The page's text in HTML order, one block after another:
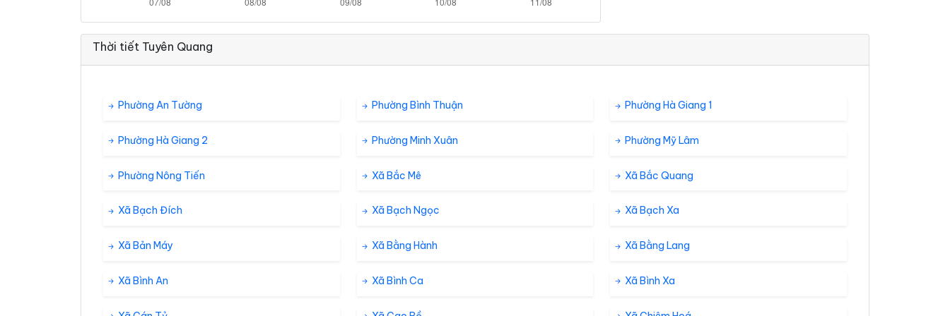
Thời tiết Tuyên Quang
Phường An Tường Phường Bình Thuận Phường Hà Giang 1
Phường Hà Giang 2 Phường Minh Xuân Phường Mỹ Lâm
Phường Nông Tiến Xã Bắc Mê Xã Bắc Quang
Xã Bạch Đích Xã Bạch Ngọc Xã Bạch Xa
Xã Bản Máy Xã Bằng Hành Xã Bằng Lang
Xã Bình An Xã Bình Ca Xã Bình Xa